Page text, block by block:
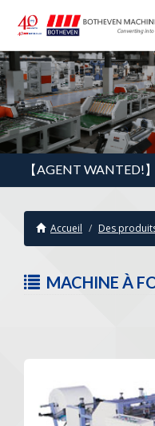
【AGENT WANTED!】
Accueil Des
MACHINE À